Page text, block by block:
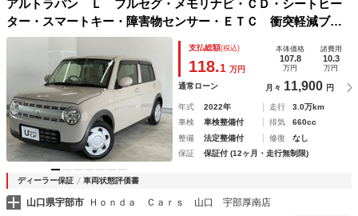
アルトラパン Ｌ フルセグ・メモリナビ・ＣＤ・シートヒー
ター・スマートキー・障害物センサー・ＥＴＣ 衝突軽減ブレ
－キ 助手席エアバック アイドリングストップ車 ＬＤＡ
横滑防止 運転席エアバック ナビＴＶ リモコンキー
支払総額(税込)
118.1 万円
本体価格
107.8
万円
諸費用
10.3
万円
通常ローン 月々 11,900 円
年式 2022年 走行
3.0万km
車検
車検整備付 排気
660cc
整備
法定整備付 修復
なし
保証
保証付 (12ヶ月・走行無制限)
ディーラー保証 車両状態評価書
山口県宇部市 Ｈｏｎｄａ Ｃａｒｓ 山口 宇部厚南店